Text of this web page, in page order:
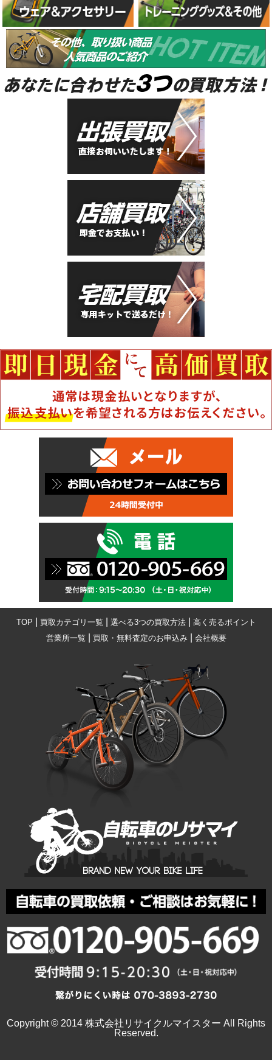
TOP 買取カテゴリ一覧 選べる3つの買取方法| 高く売るポイント
営業所一覧
買取・無料査定のお申込み| 会社概要
Copyright © 2014 株式会社リサイクルマイスター All Rights
Reserved.